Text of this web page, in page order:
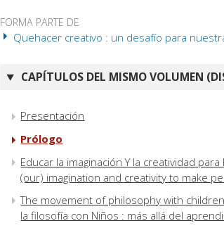
FORMA PARTE DE
Quehacer creativo : un desafío para
CAPÍTULOS DEL MISMO VOLUMEN
Presentación
Prólogo
Educar la imaginación Y la creatividad
(our) imagination and creativity to make
The movement of philosophy with
la filosofía con Niños : más allá del